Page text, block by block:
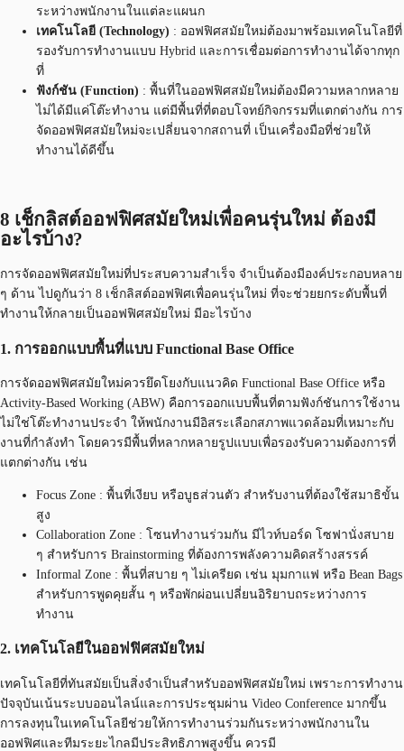
ระหว่างพนักงานในแต่ละแผนก
เทคโนโลยี (Technology) : ออฟฟิศสมัยใหม่ต้องมาพร้อมเทคโนโลยีที่
รองรับการทำงานแบบ Hybrid และการเชื่อมต่อการทำงานได้จากทุก
ที่
ฟังก์ชัน (Function) : พื้นที่ในออฟฟิศสมัยใหม่ต้องมีความหลากหลาย
ไม่ได้มีแค่โต๊ะทำงาน แต่มีพื้นที่ที่ตอบโจทย์กิจกรรมที่แตกต่างกัน การ
จัดออฟฟิศสมัยใหม่จะเปลี่ยนจากสถานที่ เป็นเครื่องมือที่ช่วยให้
ทำงานได้ดีขึ้น
8 เช็กลิสต์ออฟฟิศสมัยใหม่เพื่อคนรุ่นใหม่ ต้องมี
อะไรบ้าง?
การจัดออฟฟิศสมัยใหม่ที่ประสบความสำเร็จ จำเป็นต้องมีองค์ประกอบหลาย
ๆ ด้าน ไปดูกันว่า 8 เช็กลิสต์ออฟฟิศเพื่อคนรุ่นใหม่ ที่จะช่วยยกระดับพื้นที่
ทำงานให้กลายเป็นออฟฟิศสมัยใหม่ มีอะไรบ้าง
1. การออกแบบพื้นที่แบบ Functional Base Office
การจัดออฟฟิศสมัยใหม่ควรยึดโยงกับแนวคิด Functional Base Office หรือ
Activity-Based Working (ABW) คือการออกแบบพื้นที่ตามฟังก์ชันการใช้งาน
ไม่ใช่โต๊ะทำงานประจำ ให้พนักงานมีอิสระเลือกสภาพแวดล้อมที่เหมาะกับ
งานที่กำลังทำ โดยควรมีพื้นที่หลากหลายรูปแบบเพื่อรองรับความต้องการที่
แตกต่างกัน เช่น
Focus Zone : พื้นที่เงียบ หรือบูธส่วนตัว สำหรับงานที่ต้องใช้สมาธิขั้น
สูง
Collaboration Zone : โซนทำงานร่วมกัน มีไวท์บอร์ด โซฟานั่งสบาย
ๆ สำหรับการ Brainstorming ที่ต้องการพลังความคิดสร้างสรรค์
Informal Zone : พื้นที่สบาย ๆ ไม่เครียด เช่น มุมกาแฟ หรือ Bean Bags
สำหรับการพูดคุยสั้น ๆ หรือพักผ่อนเปลี่ยนอิริยาบถระหว่างการ
ทำงาน
2. เทคโนโลยีในออฟฟิศสมัยใหม่
เทคโนโลยีที่ทันสมัยเป็นสิ่งจำเป็นสำหรับออฟฟิศสมัยใหม่ เพราะการทำงาน
ปัจจุบันเน้นระบบออนไลน์และการประชุมผ่าน Video Conference มากขึ้น
การลงทุนในเทคโนโลยีช่วยให้การทำงานร่วมกันระหว่างพนักงานใน
ออฟฟิศและทีมระยะไกลมีประสิทธิภาพสูงขึ้น ควรมี